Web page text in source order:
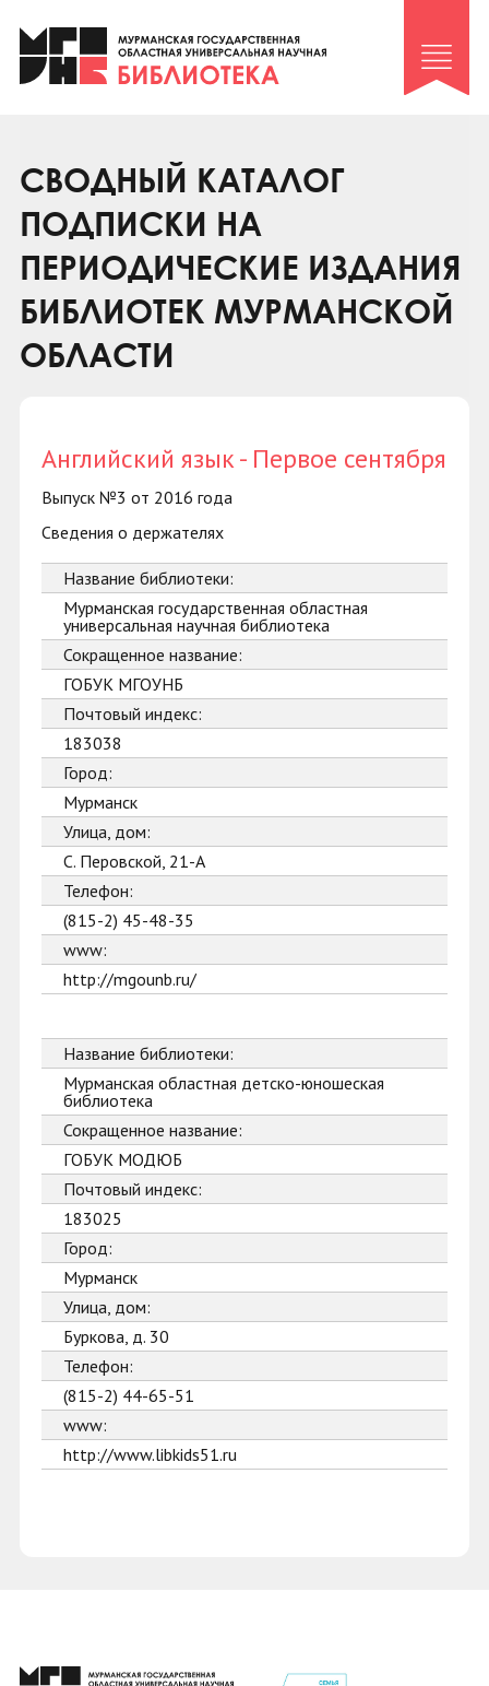
Клуб «Гиря и сельдерей»
Клуб «Семейный архив»
Коллегам
Контакты
СВОДНЫЙ КАТАЛОГ
ПОДПИСКИ НА
ПЕРИОДИЧЕСКИЕ ИЗДАНИЯ
БИБЛИОТЕК МУРМАНСКОЙ
ОБЛАСТИ
Английский язык - Первое сентября
Выпуск №3 от 2016 года
Сведения о держателях
Название библиотеки:
Мурманская государственная областная
универсальная научная библиотека
Сокращенное название:
ГОБУК МГОУНБ
Почтовый индекс:
183038
Город:
Мурманск
Улица, дом:
С. Перовской, 21-А
Телефон:
(815-2) 45-48-35
www:
http://mgounb.ru/
Название библиотеки:
Мурманская областная детско-юношеская
библиотека
Сокращенное название:
ГОБУК МОДЮБ
Почтовый индекс:
183025
Город:
Мурманск
Улица, дом:
Буркова, д. 30
Телефон:
(815-2) 44-65-51
www:
http://www.libkids51.ru